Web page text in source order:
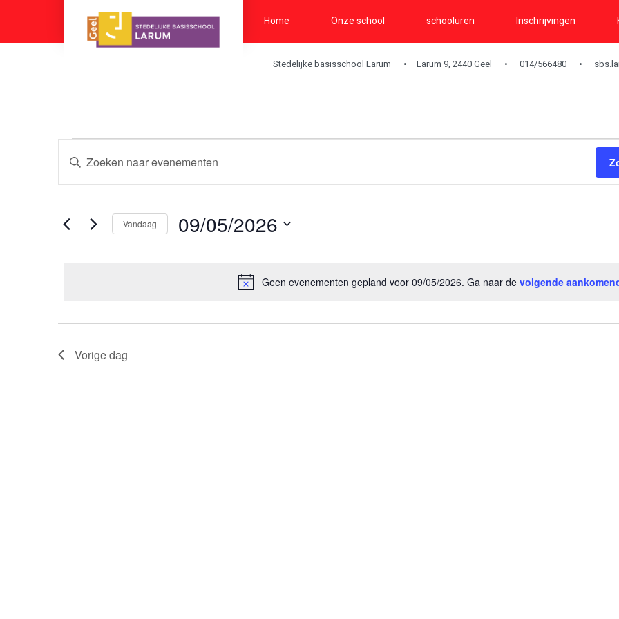
Home Onze school schooluren Inschrijvingen
Stedelijke basisschool Larum Larum 9, 2440 Geel 014/566480
Bericht
Geen evenementen gepland voor 09/05/2026. Ga naar de volgende
Evenementen
Zoeken
weergeven
navigatie
Vul
een
keyword
Zoek
voor
Vandaag 09/05/2026
Vorige dag